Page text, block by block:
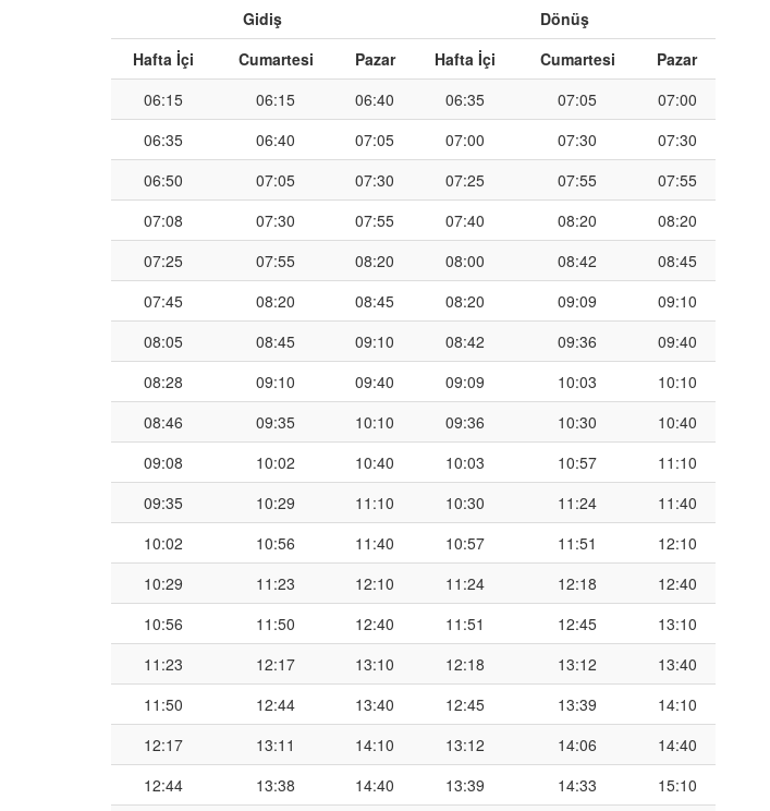
Gidiş
Dönüş
Hafta İçi
Cumartesi Pazar Hafta İçi Cumartesi
Pazar
06:15
06:15 06:40 06:35 07:05
07:00
06:35
06:40 07:05 07:00 07:30
07:30
06:50
07:05 07:30 07:25 07:55
07:55
07:08
07:30 07:55 07:40 08:20
08:20
07:25
07:55 08:20 08:00 08:42
08:45
07:45
08:20 08:45 08:20 09:09
09:10
08:05
08:45 09:10 08:42 09:36
09:40
08:28
09:10 09:40 09:09 10:03
10:10
08:46
09:35 10:10 09:36 10:30
10:40
09:08
10:02 10:40 10:03 10:57
11:10
09:35
10:29 11:10 10:30 11:24
11:40
10:02
10:56 11:40 10:57 11:51
12:10
10:29
11:23 12:10 11:24 12:18
12:40
10:56
11:50 12:40 11:51 12:45
13:10
11:23
12:17 13:10 12:18 13:12
13:40
11:50
12:44 13:40 12:45 13:39
14:10
12:17
13:11 14:10 13:12 14:06
14:40
12:44
13:38 14:40 13:39 14:33
15:10